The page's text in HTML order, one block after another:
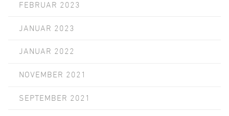
FEBRUAR 2023
JANUAR 2023
JANUAR 2022
NOVEMBER 2021
SEPTEMBER 2021